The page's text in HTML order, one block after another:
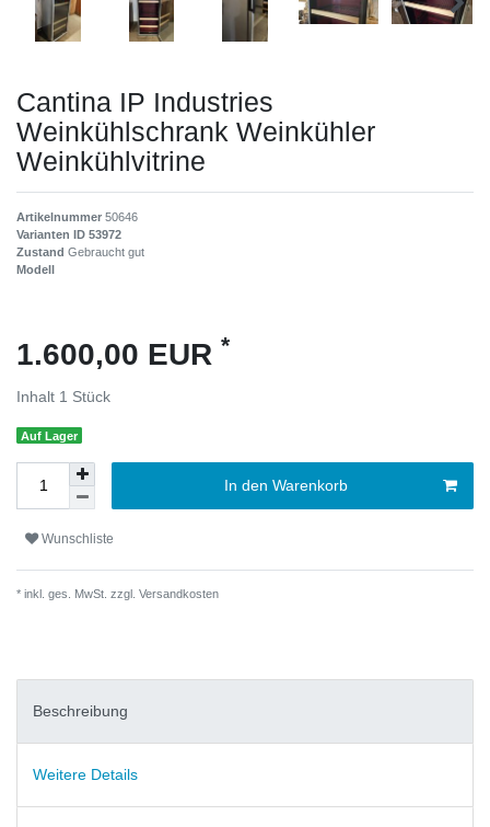
Cantina IP Industries
Weinkühlschrank Weinkühler
Weinkühlvitrine
Artikelnummer 50646
Varianten ID 53972
Zustand Gebraucht gut
Modell
1.600,00 EUR *
Inhalt 1 Stück
Auf Lager
In den Warenkorb
Wunschliste
* inkl. ges. MwSt. zzgl. Versandkosten
Beschreibung
Weitere Details